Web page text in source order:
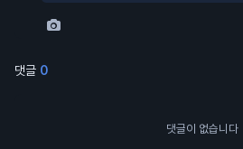
댓글 0
댓글이 없습니다